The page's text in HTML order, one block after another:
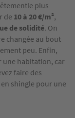
plus
de 10 à 20 €/m²,
de solidité. On
changée au bout
peu. Enfin,
une habitation, car
faire des
shingle pour une